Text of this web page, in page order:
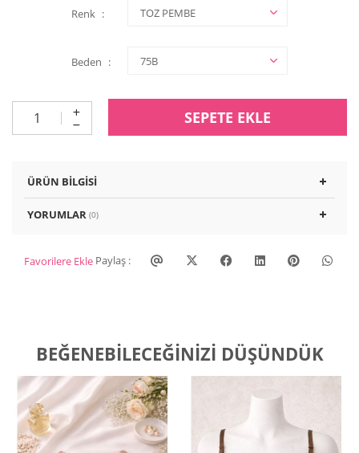
Renk
Beden
SEPETE EKLE
ÜRÜN BILGISI
YORUMLAR (0)
Favorilere Ekle Paylaş :
BEĞENEBILECEĞINIZI DÜŞÜNDÜK